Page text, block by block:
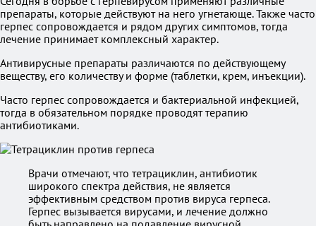
препараты, которые действуют на него угнетающе. Также часто
герпес сопровождается и рядом других симптомов, тогда
лечение принимает комплексный характер.
Антивирусные препараты различаются по действующему
веществу, его количеству и форме (таблетки, крем, инъекции).
Часто герпес сопровождается и бактериальной инфекцией,
тогда в обязательном порядке проводят терапию
антибиотиками.
Врачи отмечают, что тетрациклин, антибиотик
широкого спектра действия, не является
эффективным средством против вируса герпеса.
Герпес вызывается вирусами, и лечение должно